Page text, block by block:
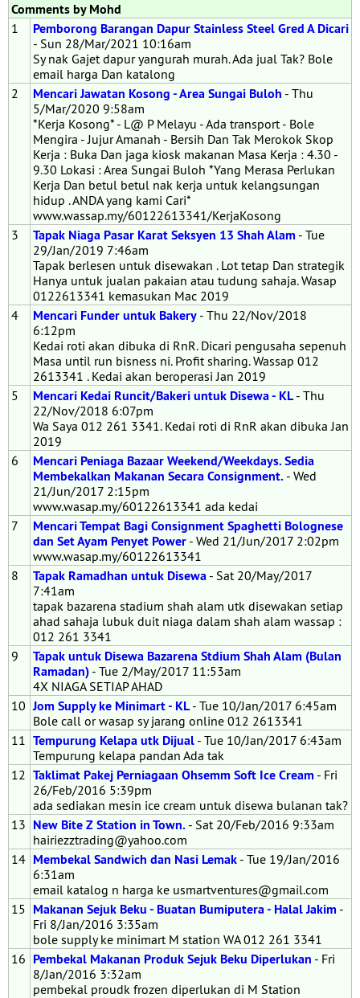
Comments by Mohd
1 Pemborong Barangan Dapur Stainless Steel Gred A Dicari
- Sun 28/Mar/2021 10:16am
Sy nak Gajet dapur yangurah murah. Ada jual Tak? Bole
email harga Dan katalong
2
Mencari Jawatan Kosong - Area Sungai Buloh - Thu
5/Mar/2020 9:58am
*Kerja Kosong* - L@ P Melayu - Ada transport - Bole
Mengira - Jujur Amanah - Bersih Dan Tak Merokok Skop
Kerja : Buka Dan jaga kiosk makanan Masa Kerja : 4.30 -
9.30 Lokasi : Area Sungai Buloh *Yang Merasa Perlukan
Kerja Dan betul betul nak kerja untuk kelangsungan
hidup . ANDA yang kami Cari*
www.wassap.my/60122613341/KerjaKosong
3
Tapak Niaga Pasar Karat Seksyen 13 Shah Alam - Tue
29/Jan/2019 7:46am
Tapak berlesen untuk disewakan . Lot tetap Dan strategik
Hanya untuk jualan pakaian atau tudung sahaja. Wasap
0122613341 kemasukan Mac 2019
4
Mencari Funder untuk Bakery - Thu 22/Nov/2018
6:12pm
Kedai roti akan dibuka di RnR. Dicari pengusaha sepenuh
Masa until run bisness ni. Profit sharing. Wassap 012
2613341 . Kedai akan beroperasi Jan 2019
5
Mencari Kedai Runcit/Bakeri untuk Disewa - KL - Thu
22/Nov/2018 6:07pm
Wa Saya 012 261 3341. Kedai roti di RnR akan dibuka Jan
2019
6
Mencari Peniaga Bazaar Weekend/Weekdays. Sedia
Membekalkan Makanan Secara Consignment. - Wed
21/Jun/2017 2:15pm
www.wasap.my/60122613341 ada kedai
7
Mencari Tempat Bagi Consignment Spaghetti Bolognese
dan Set Ayam Penyet Power - Wed 21/Jun/2017 2:02pm
www.wasap.my/60122613341
8
Tapak Ramadhan untuk Disewa - Sat 20/May/2017
7:41am
tapak bazarena stadium shah alam utk disewakan setiap
ahad sahaja lubuk duit niaga dalam shah alam wassap :
012 261 3341
9
Tapak untuk Disewa Bazarena Stdium Shah Alam (Bulan
Ramadan) - Tue 2/May/2017 11:53am
4X NIAGA SETIAP AHAD
10 Jom Supply ke Minimart - KL - Tue 10/Jan/2017 6:45am
Bole call or wasap sy jarang online 012 2613341
11 Tempurung Kelapa utk Dijual - Tue 10/Jan/2017 6:43am
Tempurung kelapa pandan Ada tak
12 Taklimat Pakej Perniagaan Ohsemm Soft Ice Cream - Fri
26/Feb/2016 5:39pm
ada sediakan mesin ice cream untuk disewa bulanan tak?
13 New Bite Z Station in Town. - Sat 20/Feb/2016 9:33am
hairiezztrading@yahoo.com
14 Membekal Sandwich dan Nasi Lemak - Tue 19/Jan/2016
6:31am
email katalog n harga ke usmartventures@gmail.com
15 Makanan Sejuk Beku - Buatan Bumiputera - Halal Jakim -
Fri 8/Jan/2016 3:35am
bole supply ke minimart M station WA 012 261 3341
16 Pembekal Makanan Produk Sejuk Beku Diperlukan - Fri
8/Jan/2016 3:32am
pembekal proudk frozen diperlukan di M Station